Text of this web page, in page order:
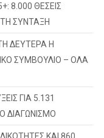
8.000 ΘΕΣΕΙΣ
ΣΥΝΤΑΞΗ
ΔΕΥΤΕΡΑ H
ΣΥΜΒΟΥΛΙΟ – ΟΛΑ
ΓΙΑ 5.131
ΔΙΑΓΩΝΙΣΜΟ